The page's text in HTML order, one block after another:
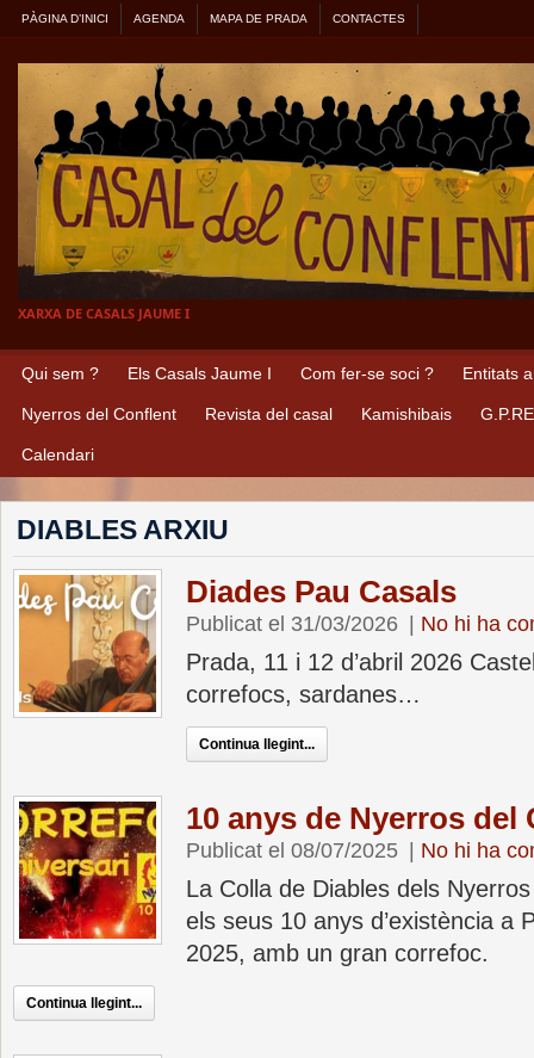
PÀGINA D’INICI AGENDA MAPA DE PRADA CONTACTES
XARXA DE CASALS JAUME I
Qui sem ? Els Casals Jaume I Com fer-se soci ? Entitats
Nyerros del Conflent Revista del casal Kamishibais
Calendari
DIABLES ARXIU
Diades Pau Casals
Publicat el 31/03/2026 No hi ha
Prada, 11 i 12 d’abril 2026
correfocs, sardanes…
Continua llegint...
10 anys de Nyerros del
Publicat el 08/07/2025 No hi ha
La Colla de Diables dels
els seus 10 anys d’existència a
2025, amb un gran correfoc.
Continua llegint...